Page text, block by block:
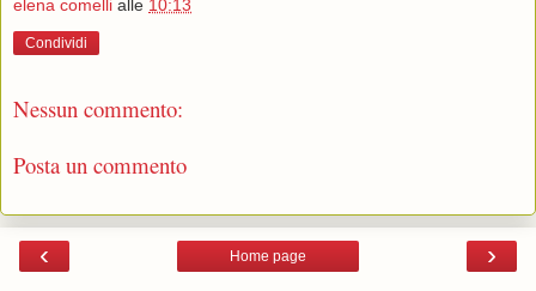
elena comelli alle 10:13
Condividi
Nessun commento:
Posta un commento
‹ ›
Home page